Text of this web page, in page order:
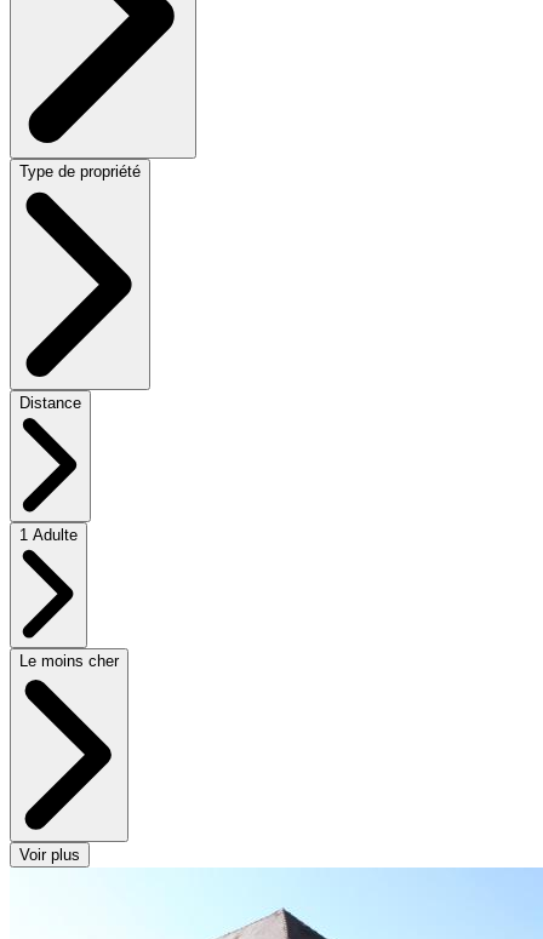
Type de propriété
Distance
1 Adulte
Le moins cher
Voir plus